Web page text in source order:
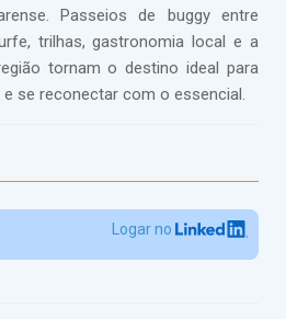
Passeios de buggy entre
trilhas, gastronomia local e a
tornam o destino ideal para
se reconectar com o essencial.
Logar no